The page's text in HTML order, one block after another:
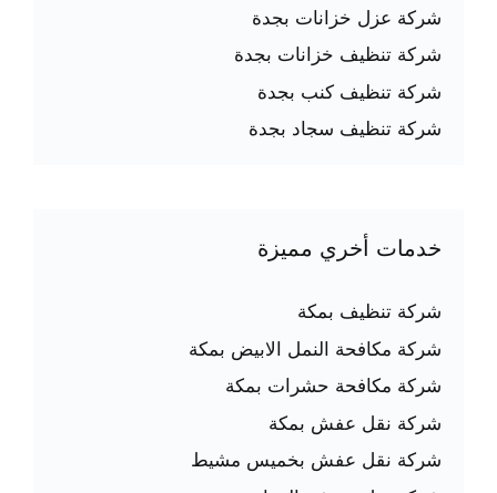
شركة عزل خزانات بجدة
شركة تنظيف خزانات بجدة
شركة تنظيف كنب بجدة
شركة تنظيف سجاد بجدة
خدمات أخري مميزة
شركة تنظيف بمكة
شركة مكافحة النمل الابيض بمكة
شركة مكافحة حشرات بمكة
شركة نقل عفش بمكة
شركة نقل عفش بخميس مشيط